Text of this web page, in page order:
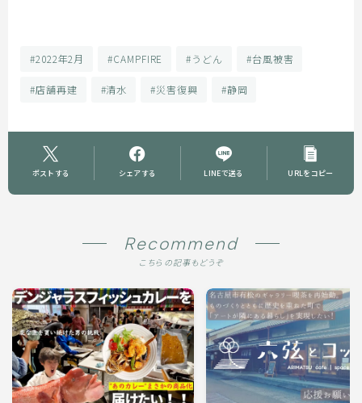
#2022年2月 #CAMPFIRE #うどん #台風被害
#店舗再建 #清水 #災害復興 #静岡
ポストする シェアする LINEで送る URLをコピー
Recommend
こちらの記事もどうぞ